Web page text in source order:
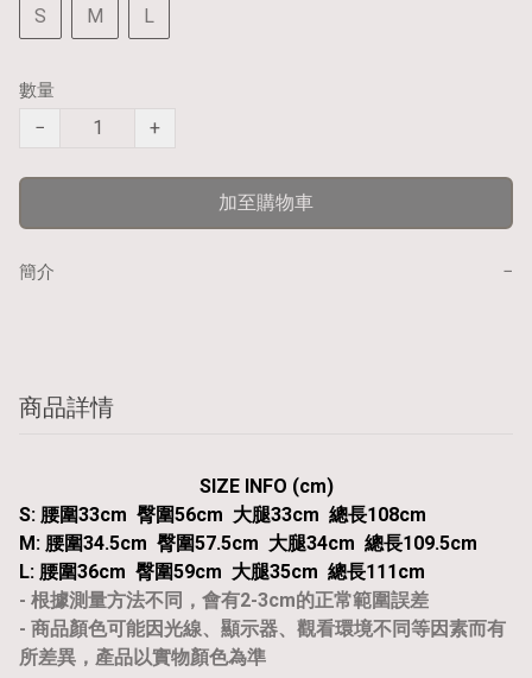
S M L
數量
− +
加至購物車
簡介 −
商品詳情
SIZE INFO (cm)
S: 腰圍33cm 臀圍56cm 大腿33cm 總長108cm
M: 腰圍34.5cm 臀圍57.5cm 大腿34cm 總長109.5cm
L: 腰圍36cm 臀圍59cm 大腿35cm 總長111cm
- 根據測量方法不同，會有2-3cm的正常範圍誤差
- 商品顏色可能因光線、顯示器、觀看環境不同等因素而有
所差異，產品以實物顏色為準